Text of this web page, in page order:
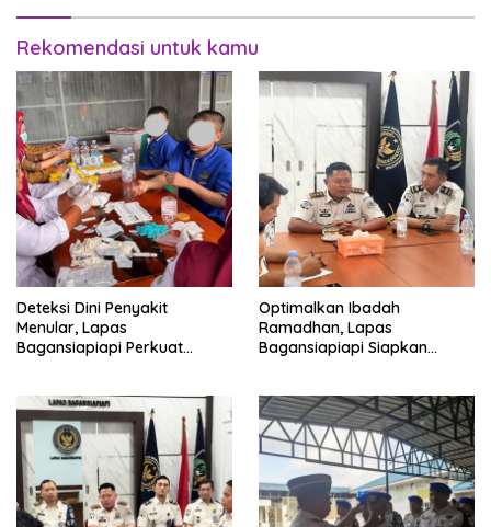
Rekomendasi untuk kamu
Deteksi Dini Penyakit
Menular, Lapas
Bagansiapiapi Perkuat
Optimalkan Ibadah
Ramadhan, Lapas
Bagansiapiapi Siapkan